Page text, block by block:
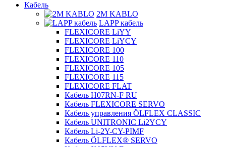
Кабель
2M KABLO
LAPP кабель
FLEXICORE LiYY
FLEXICORE LiYCY
FLEXICORE 100
FLEXICORE 110
FLEXICORE 105
FLEXICORE 115
FLEXICORE FLAT
Кабель H07RN-F RU
Кабель FLEXICORE SERVO
Кабель управления ÖLFLEX CLASSIC
Кабель UNITRONIC Li2YCY
Кабель Li-2Y-CY-PIMF
Кабель ÖLFLEX® SERVO